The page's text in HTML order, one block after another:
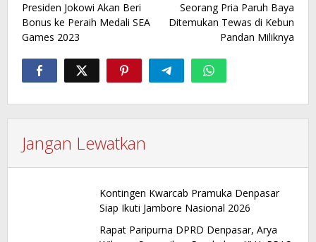
pos
Presiden Jokowi Akan Beri
Bonus ke Peraih Medali SEA
Games 2023
Seorang Pria Paruh Baya
Ditemukan Tewas di Kebun
Pandan Miliknya
Jangan Lewatkan
Kontingen Kwarcab Pramuka Denpasar
Siap Ikuti Jambore Nasional 2026
Rapat Paripurna DPRD Denpasar, Arya